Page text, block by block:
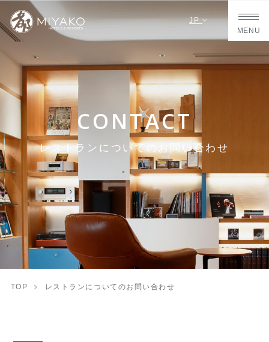
JP
MENU
CONTACT
レストランについてのお問い合わせ
TOP レストランについてのお問い合わせ